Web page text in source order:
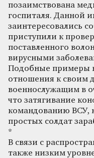
позаимствована
госпиталя. Данной
заинтересовались
приступили к
поставленного
вирусными
Подобные примеры
отношения к своим
военнослужащим в
что затягивание
командованию ВСУ,
простых солдат
*
В связи с
также низким